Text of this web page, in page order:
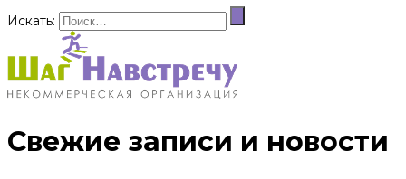
Искать:
Свежие записи и новости